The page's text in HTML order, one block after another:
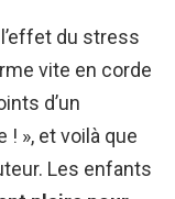
du stress
vite en corde
d’un
! », et voilà que
Les enfants